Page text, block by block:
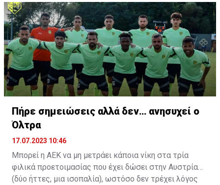
Πήρε σημειώσεις αλλά δεν… ανησυχεί ο
Όλτρα
17.07.2023 10:46
Μπορεί η ΑΕΚ να μη μετράει κάποια νίκη στα τρία
φιλικά προετοιμασίας που έχει δώσει στην Αυστρία
(δύο ήττες, μια ισοπαλία), ωστόσο δεν τρέχει λόγος